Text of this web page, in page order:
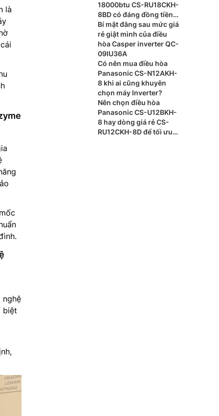
là
nghệ
biệt
18000btu CS-RU18CKH-
8BD có đáng đồng tiền
bát gạo?
Bí mật đằng sau mức giá
rẻ giật mình của điều
hòa Casper inverter QC-
09IU36A
Có nên mua điều hòa
Panasonic CS-N12AKH-
8 khi ai cũng khuyên
chọn máy Inverter?
Nên chọn điều hòa
Panasonic CS-U12BKH-
8 hay dòng giá rẻ CS-
RU12CKH-8D để tối ưu